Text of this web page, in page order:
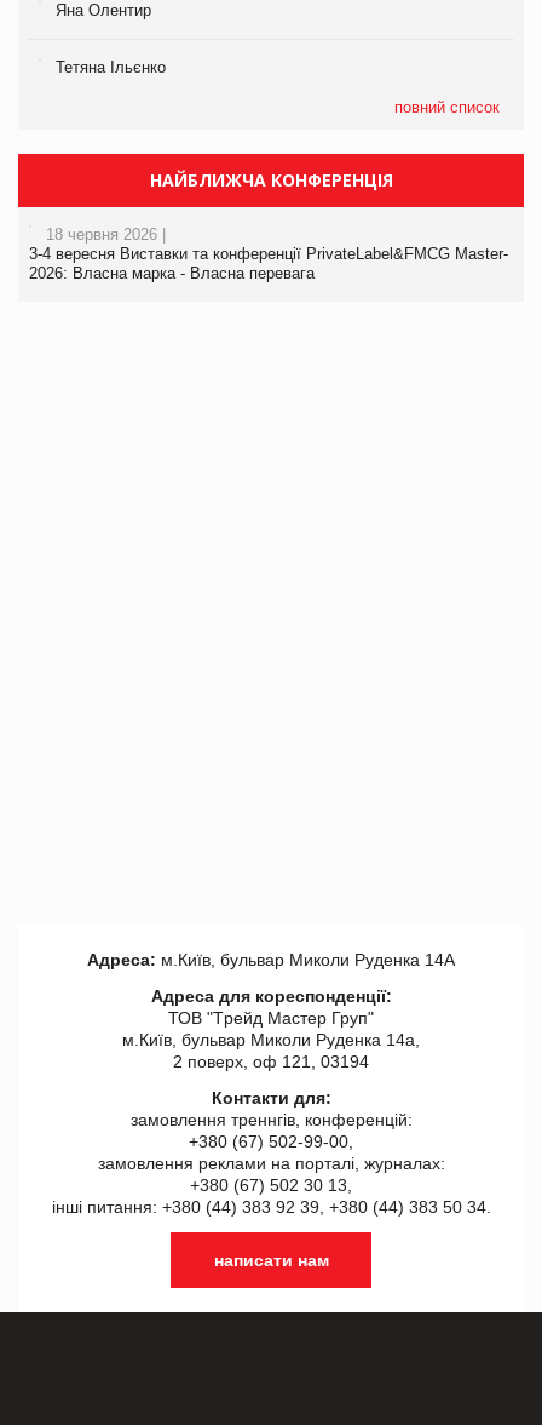
Яна Олентир
Тетяна Ільєнко
повний список
НАЙБЛИЖЧА КОНФЕРЕНЦІЯ
18 червня 2026 |
3-4 вересня Виставки та конференції PrivateLabel&FMCG Master-
2026: Власна марка - Власна перевага
Адреса: м.Київ, бульвар Миколи Руденка 14А
Адреса для кореспонденції:
ТОВ "Tрейд Мастер Груп"
м.Київ, бульвар Миколи Руденка 14а,
2 поверх, оф 121, 03194
Контакти для:
замовлення треннгів, конференцій:
+380 (67) 502-99-00,
замовлення реклами на порталі, журналах:
+380 (67) 502 30 13,
інші питання: +380 (44) 383 92 39, +380 (44) 383 50 34.
написати нам